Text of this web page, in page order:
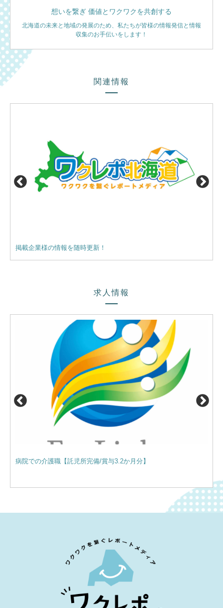
想いを繋ぎ 価値とワクワクを共創する
北海道の未来と地域の発展のため、私たちが皆様の情報発信と情報
収集のお手伝いをします！
関連情報
掲載企業様の情報を随時更新！
求人情報
病院での介護職【託児所完備/賞与3.2か月分】